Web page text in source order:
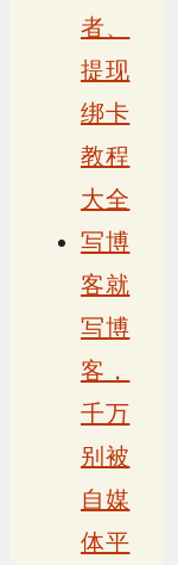
者、
提现
绑卡
教程
大全
写博
客就
写博
客，
千万
别被
自媒
体平